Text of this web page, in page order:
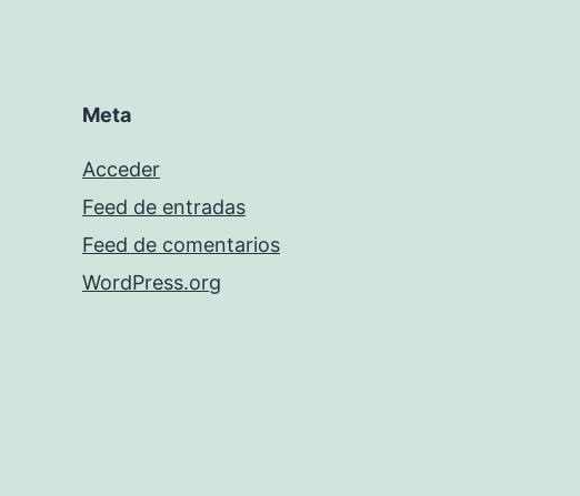
Meta
Acceder
Feed de entradas
Feed de comentarios
WordPress.org